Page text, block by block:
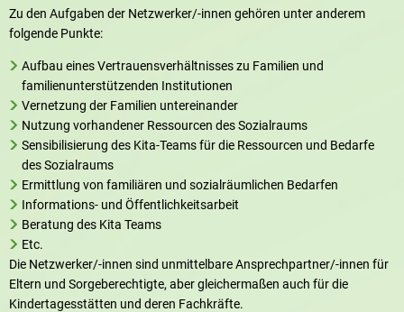
Zu den Aufgaben der Netzwerker/-innen gehören unter anderem
folgende Punkte:
Aufbau eines Vertrauensverhältnisses zu Familien und
familienunterstützenden Institutionen
Vernetzung der Familien untereinander
Nutzung vorhandener Ressourcen des Sozialraums
Sensibilisierung des Kita-Teams für die Ressourcen und Bedarfe
des Sozialraums
Ermittlung von familiären und sozialräumlichen Bedarfen
Informations- und Öffentlichkeitsarbeit
Beratung des Kita Teams
Etc.
Die Netzwerker/-innen sind unmittelbare Ansprechpartner/-innen für
Eltern und Sorgeberechtigte, aber gleichermaßen auch für die
Kindertagesstätten und deren Fachkräfte.